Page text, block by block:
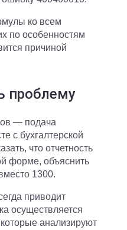
ко всем
по особенностям
причиной
проблему
— подача
с бухгалтерской
что отчетность
форме, объяснить
1300.
приводит
осуществляется
анализируют